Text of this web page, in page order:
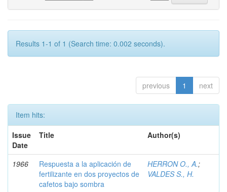
Results 1-1 of 1 (Search time: 0.002 seconds).
previous 1 next
Item hits:
Issue
Date
Title Author(s)
1966
Respuesta a la aplicación de
fertilizante en dos proyectos de
cafetos bajo sombra
HERRON O., A.;
VALDES S., H.